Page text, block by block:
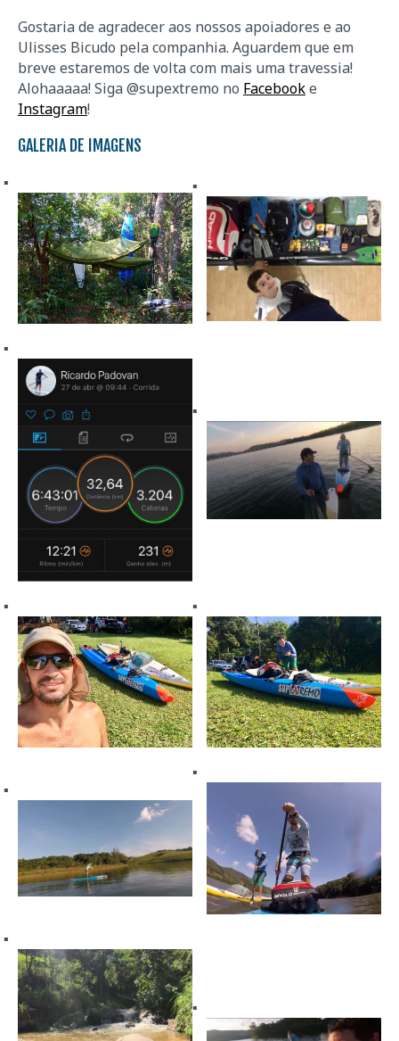
Gostaria de agradecer aos nossos apoiadores e ao
Ulisses Bicudo pela companhia. Aguardem que em
breve estaremos de volta com mais uma travessia!
Alohaaaaa! Siga @supextremo no Facebooke
Instagram!
GALERIA DE IMAGENS